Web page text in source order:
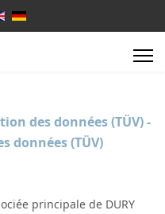
votre langue
des données (TÜV) -
données (TÜV)
principale de DURY